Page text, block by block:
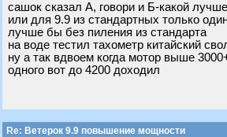
сашок сказал А, говори и Б-какой лучше
или для 9.9 из стандартных только
лучше бы без пиления из стандарта
на воде тестил тахометр китайский
ну а так вдвоем когда мотор выше
одного вот до 4200 доходил
Re: Ветерок 9.9 повышение мощности